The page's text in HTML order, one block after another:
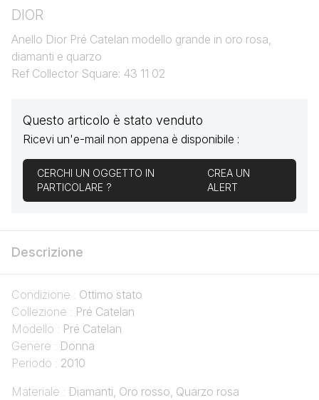
DIOR
Anello Dior Pré Catelan modello grande in oro rosa,
diamanti e quarzo
Ref Collector Square: 43 11 02
Questo articolo è stato venduto
Ricevi un'e-mail non appena è disponibile :
CERCHI UN OGGETTO IN
PARTICOLARE ?
CREA UN
ALERT
Descrizione
Condizione : Ottimo stato
Collezione : Pré Catelan
Modello : Pré Catelan
Genere : Donna
Periodo : 2010
Materiale : Diamanti, Oro rosso, Quarzo rosa